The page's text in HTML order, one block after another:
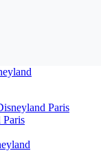
Paris
Paris